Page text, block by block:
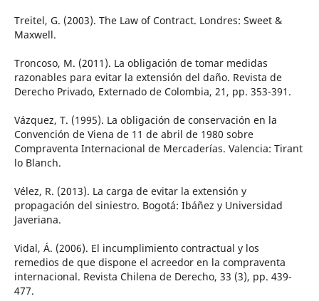
Treitel, G. (2003). The Law of Contract. Londres: Sweet &
Maxwell.
Troncoso, M. (2011). La obligación de tomar medidas
razonables para evitar la extensión del daño. Revista de
Derecho Privado, Externado de Colombia, 21, pp. 353-391.
Vázquez, T. (1995). La obligación de conservación en la
Convención de Viena de 11 de abril de 1980 sobre
Compraventa Internacional de Mercaderías. Valencia: Tirant
lo Blanch.
Vélez, R. (2013). La carga de evitar la extensión y
propagación del siniestro. Bogotá: Ibáñez y Universidad
Javeriana.
Vidal, Á. (2006). El incumplimiento contractual y los
remedios de que dispone el acreedor en la compraventa
internacional. Revista Chilena de Derecho, 33 (3), pp. 439-
477.